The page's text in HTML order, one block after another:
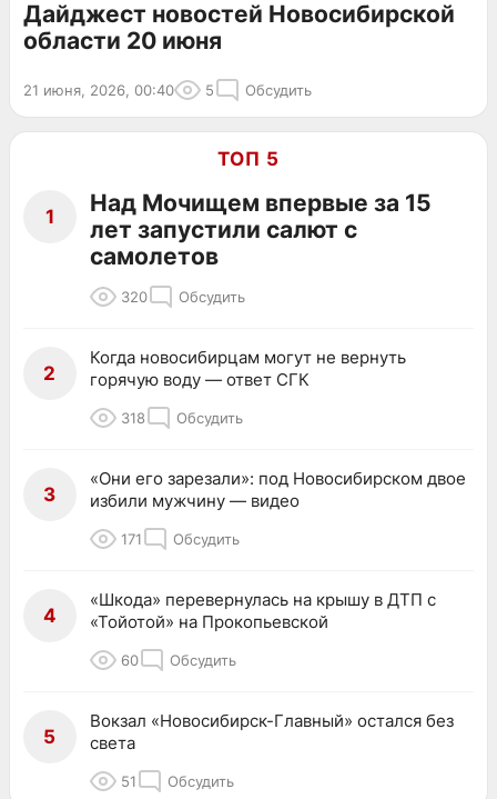
Дайджест новостей Новосибирской
области 20 июня
21 июня, 2026, 00:40 5 Обсудить
ТОП 5
1
Над Мочищем впервые за 15
лет запустили салют с
самолетов
320 Обсудить
2
Когда новосибирцам могут не вернуть
горячую воду — ответ СГК
318 Обсудить
3
«Они его зарезали»: под Новосибирском двое
избили мужчину — видео
171 Обсудить
4
«Шкода» перевернулась на крышу в ДТП с
«Тойотой» на Прокопьевской
60 Обсудить
5
Вокзал «Новосибирск-Главный» остался без
света
51 Обсудить